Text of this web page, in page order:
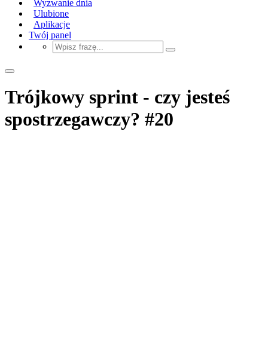
Wyzwanie dnia
Ulubione
Aplikacje
Twój panel
Trójkowy sprint - czy jesteś
spostrzegawczy? #20